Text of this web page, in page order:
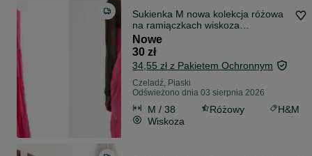
Sukienka M nowa kolekcja różowa
na ramiączkach wiskoza
PROMOCJA
Nowe
30 zł
34,55 zł z Pakietem Ochronnym
Czeladź, Piaski
Odświeżono dnia 03 sierpnia 2026
M / 38 Różowy
H&M
Wiskoza